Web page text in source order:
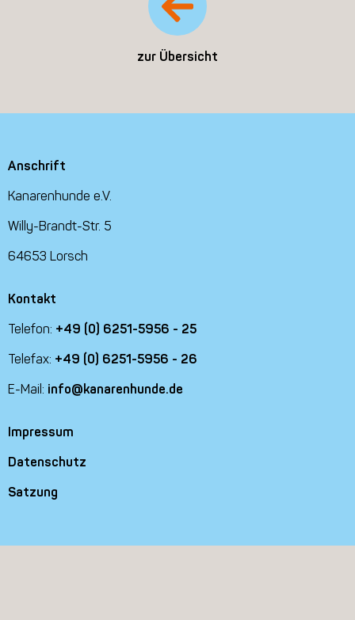
zur Übersicht
Anschrift
Kanarenhunde e.V.
Willy-Brandt-Str. 5
64653 Lorsch
Kontakt
Telefon: +49 (0) 6251-5956 - 25
Telefax: +49 (0) 6251-5956 - 26
E-Mail: info@kanarenhunde.de
Impressum
Datenschutz
Satzung